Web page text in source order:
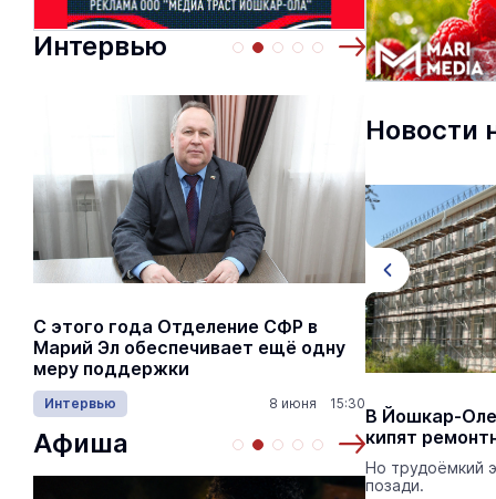
Интервью
С этого года Отделение СФР в
Марий Эл обеспечивает ещё одну
меру поддержки
Интервью 8 июня 15:30
Алексей
Шкетана:
лёгких
Афиша
Новости
Волжский реабилитационный
центр посетили два министра
образования детей с ограниченными
В Йошкар-
кипят
Но трудоёмкий
позади.